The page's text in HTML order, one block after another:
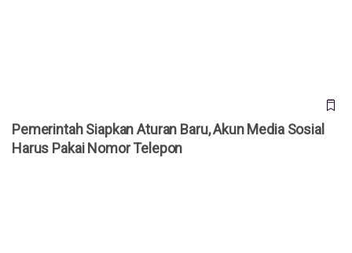
Pemerintah Siapkan Aturan Baru, Akun Media Sosial
Harus Pakai Nomor Telepon